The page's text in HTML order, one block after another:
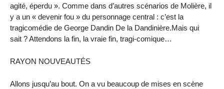
agité, éperdu ». Comme dans d’autres scénarios de Molière, il
y a un « devenir fou » du personnage central : c’est la
tragicomédie de George Dandin De la Dandinière.Mais qui
sait ? Attendons la fin, la vraie fin, tragi-comique…
RAYON NOUVEAUTÉS
Allons jusqu’au bout. On a vu beaucoup de mises en scène